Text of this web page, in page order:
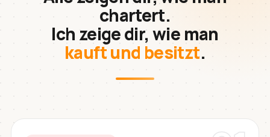
chartert.
Ich zeige dir, wie man
kauft und besitzt.